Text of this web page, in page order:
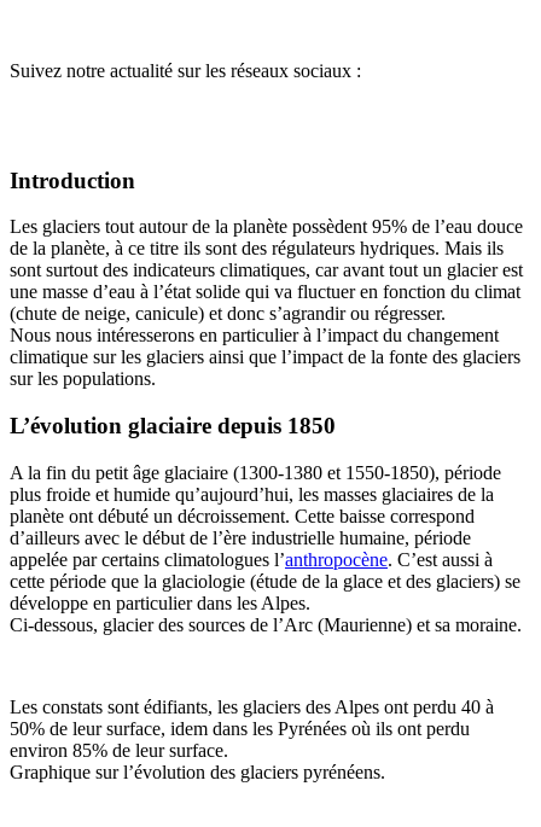
Suivez notre actualité sur les réseaux sociaux :
Introduction
Les glaciers tout autour de la planète possèdent 95% de l’eau douce
de la planète, à ce titre ils sont des régulateurs hydriques. Mais ils
sont surtout des indicateurs climatiques, car avant tout un glacier est
une masse d’eau à l’état solide qui va fluctuer en fonction du climat
(chute de neige, canicule) et donc s’agrandir ou régresser.
Nous nous intéresserons en particulier à l’impact du changement
climatique sur les glaciers ainsi que l’impact de la fonte des glaciers
sur les populations.
L’évolution glaciaire depuis 1850
A la fin du petit âge glaciaire (1300-1380 et 1550-1850), période
plus froide et humide qu’aujourd’hui, les masses glaciaires de la
planète ont débuté un décroissement. Cette baisse correspond
d’ailleurs avec le début de l’ère industrielle humaine, période
appelée par certains climatologues l’anthropocène. C’est aussi à
cette période que la glaciologie (étude de la glace et des glaciers) se
développe en particulier dans les Alpes.
Ci-dessous, glacier des sources de l’Arc (Maurienne) et sa moraine.
Les constats sont édifiants, les glaciers des Alpes ont perdu 40 à
50% de leur surface, idem dans les Pyrénées où ils ont perdu
environ 85% de leur surface.
Graphique sur l’évolution des glaciers pyrénéens.